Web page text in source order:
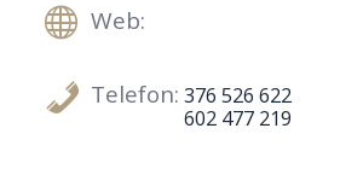
Web:
Telefon: 376 526 622
602 477 219